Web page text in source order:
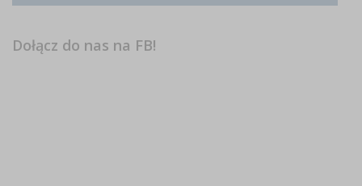
Dołącz do nas na FB!